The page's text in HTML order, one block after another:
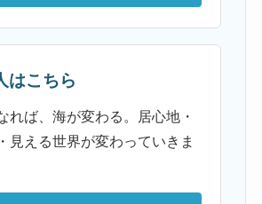
はこちら
れば、海が変わる。居心地・
見える世界が変わっていきま